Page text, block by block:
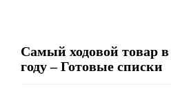
Самый ходовой товар
году – Готовые списки